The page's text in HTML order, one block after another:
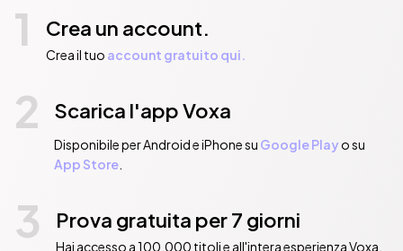
1 Crea un account.
Crea il tuo account gratuito qui.
2 Scarica l'app Voxa
Disponibile per Android e iPhone su Google Playo su
App Store.
3 Prova gratuita per 7 giorni
Hai accesso a 100.000 titoli e all'intera esperienza Voxa.